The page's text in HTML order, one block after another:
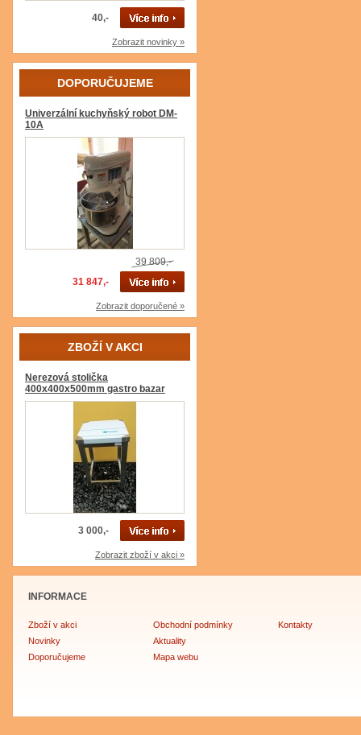
40,-
Zobrazit novinky »
DOPORUČUJEME
Univerzální kuchyňský robot DM-
10A
39 809,-
31 847,-
Zobrazit doporučené »
ZBOŽÍ V AKCI
Nerezová stolička
400x400x500mm gastro bazar
3 000,-
Zobrazit zboží v akci »
INFORMACE
Zboží v akci
Novinky
Doporučujeme
Obchodní podmínky
Aktuality
Mapa webu
Kontakty